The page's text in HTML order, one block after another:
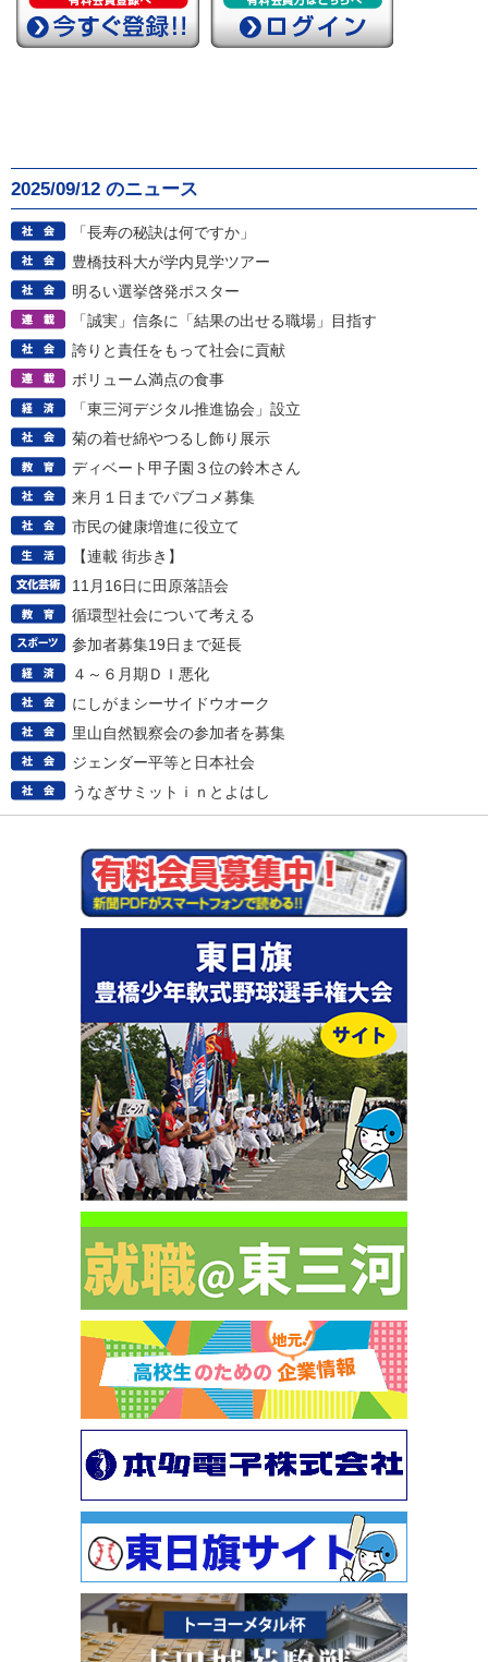
2025/09/12 のニュース
「長寿の秘訣は何ですか」
豊橋技科大が学内見学ツアー
明るい選挙啓発ポスター
「誠実」信条に「結果の出せる職場」目指す
誇りと責任をもって社会に貢献
ボリューム満点の食事
「東三河デジタル推進協会」設立
菊の着せ綿やつるし飾り展示
ディベート甲子園３位の鈴木さん
来月１日までパブコメ募集
市民の健康増進に役立て
【連載 街歩き】
11月16日に田原落語会
循環型社会について考える
参加者募集19日まで延長
４～６月期ＤＩ悪化
にしがまシーサイドウオーク
里山自然観察会の参加者を募集
ジェンダー平等と日本社会
うなぎサミットｉｎとよはし